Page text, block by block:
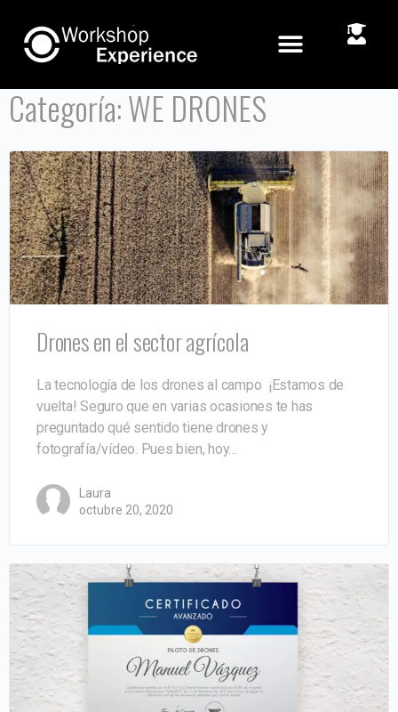
Categoría:WE DRONES
Drones en el sector agrícola
La tecnología de los drones al campo ¡Estamos de
vuelta! Seguro que en varias ocasiones te has
preguntado qué sentido tiene drones y
fotografía/vídeo. Pues bien, hoy…
Laura
octubre 20, 2020